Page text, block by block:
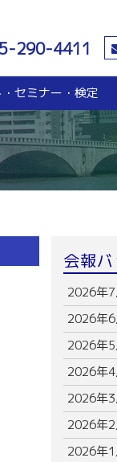
290-4411
資金・
無担保・無保
各種融資制度紹
危機管理
危機管理支援（無
与信管理支援(あ
ビジネス総合保険制
売上債権保全制度
業務災害補償プラン
休業補償プラン
商工会議所会員向け
セミナー・検定
会報
2026年7
2026年6
2026年5
2026年4
2026年3
2026年2
2026年1